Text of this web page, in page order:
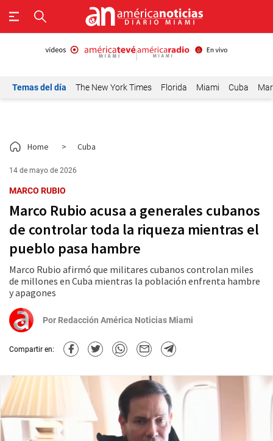
Temas del día The New York Times Florida Miami Cuba
Home > Cuba
14 de mayo de 2026
MARCO RUBIO
Marco Rubio acusa a generales cubanos
de controlar toda la riqueza mientras el
pueblo pasa hambre
Marco Rubio afirmó que militares cubanos controlan miles
de millones en Cuba mientras la población enfrenta hambre
y apagones
Por Redacción América Noticias Miami
Compartir en: